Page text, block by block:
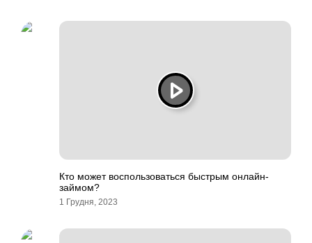
Кто может воспользоваться быстрым онлайн-
займом?
1 Грудня, 2023